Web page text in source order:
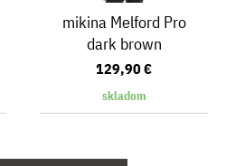
mikina Melford Pro
dark brown
129,90 €
skladom